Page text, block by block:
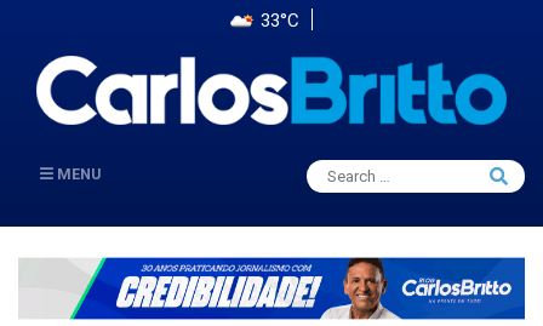
33°C
MENU
Search
for:
Search